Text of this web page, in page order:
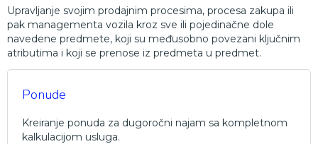
Upravljanje svojim prodajnim procesima, procesa zakupa ili
pak managementa vozila kroz sve ili pojedinačne dole
navedene predmete, koji su međusobno povezani ključnim
atributima i koji se prenose iz predmeta u predmet.
Ponude
Kreiranje ponuda za dugoročni najam sa kompletnom
kalkulacijom usluga.